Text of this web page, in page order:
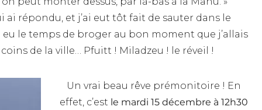
ai répondu, et j’ai eut tôt fait de sauter dans le
eu le temps de broger au bon moment que j’allais
de la ville… Pfuitt ! Miladzeu ! le réveil !
Un vrai beau rêve prémonitoire ! En
effet, c’est le mardi 15 décembre à 12h30